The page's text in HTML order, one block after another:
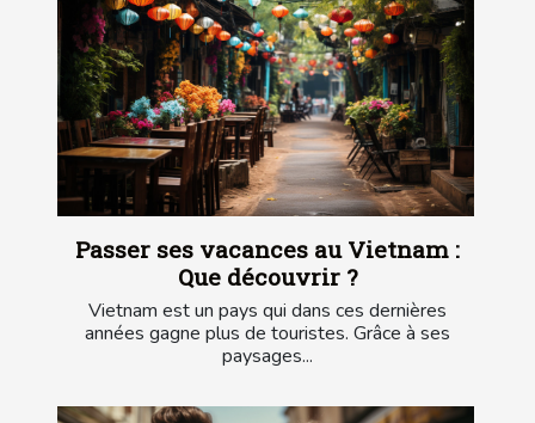
Passer ses vacances au Vietnam :
Que découvrir ?
Vietnam est un pays qui dans ces dernières
années gagne plus de touristes. Grâce à ses
paysages...